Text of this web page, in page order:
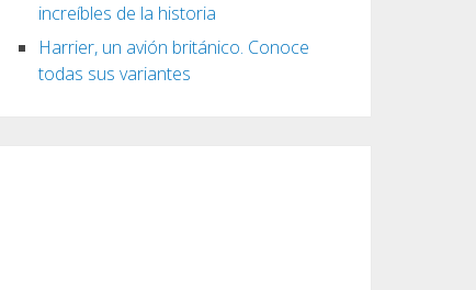
increíbles de la historia
Harrier, un avión británico. Conoce
todas sus variantes